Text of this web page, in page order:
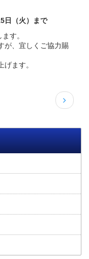
日（火）まで
す。
が、宜しくご協力賜
ます。
